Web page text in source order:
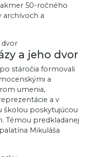
50-ročného
archívoch a
a jeho dvor
stáročia formovali
a
umenia,
a v
školou poskytujúcou
Témou predkladanej
Mikuláša